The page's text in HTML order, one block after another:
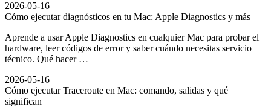
2026-05-16
Cómo ejecutar diagnósticos en tu Mac: Apple Diagnostics y más
Aprende a usar Apple Diagnostics en cualquier Mac para probar el
hardware, leer códigos de error y saber cuándo necesitas servicio
técnico. Qué hacer …
2026-05-16
Cómo ejecutar Traceroute en Mac: comando, salidas y qué
significan